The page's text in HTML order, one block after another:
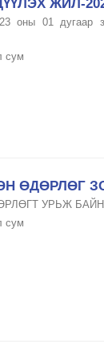
ЖИЛ-
оны 01 дугаар
сум
ӨДӨРЛӨГ
УРЬЖ
сум